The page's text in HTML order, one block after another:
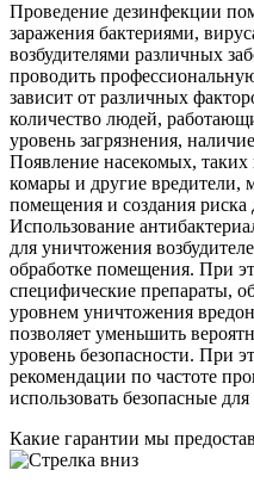
Проведение дезинфекции
заражения бактериями,
возбудителями различных
проводить
зависит от различных
количество людей,
уровень загрязнения,
Появление насекомых,
комары и другие вредители,
помещения и создания риска
Использование
для уничтожения
обработке помещения. При
специфические препараты,
уровнем уничтожения
позволяет уменьшить
уровень безопасности. При
рекомендации по частоте
использовать безопасные для
Какие гарантии мы